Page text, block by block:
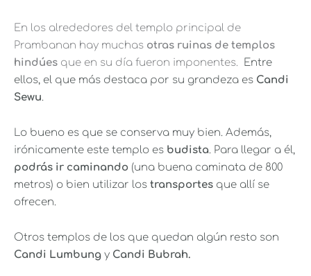
En los alrededores del templo principal de
Prambanan hay muchas otras ruinas de templos
hindúes que en su día fueron imponentes.
Entre
ellos, el que más destaca por su grandeza es Candi
Sewu.
Lo bueno es que se conserva muy bien. Además,
irónicamente este templo es budista. Para llegar a él,
podrás ir caminando (una buena caminata de 800
metros) o bien utilizar los transportes que allí se
ofrecen.
Otros templos de los que quedan algún resto son
Candi Lumbung y Candi Bubrah.